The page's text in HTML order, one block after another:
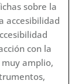
sobre la
accesibilidad
con la
amplio,